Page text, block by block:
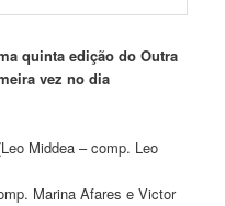
quinta edição do Outra
vez no dia
Middea – comp. Leo
Marina Afares e Victor